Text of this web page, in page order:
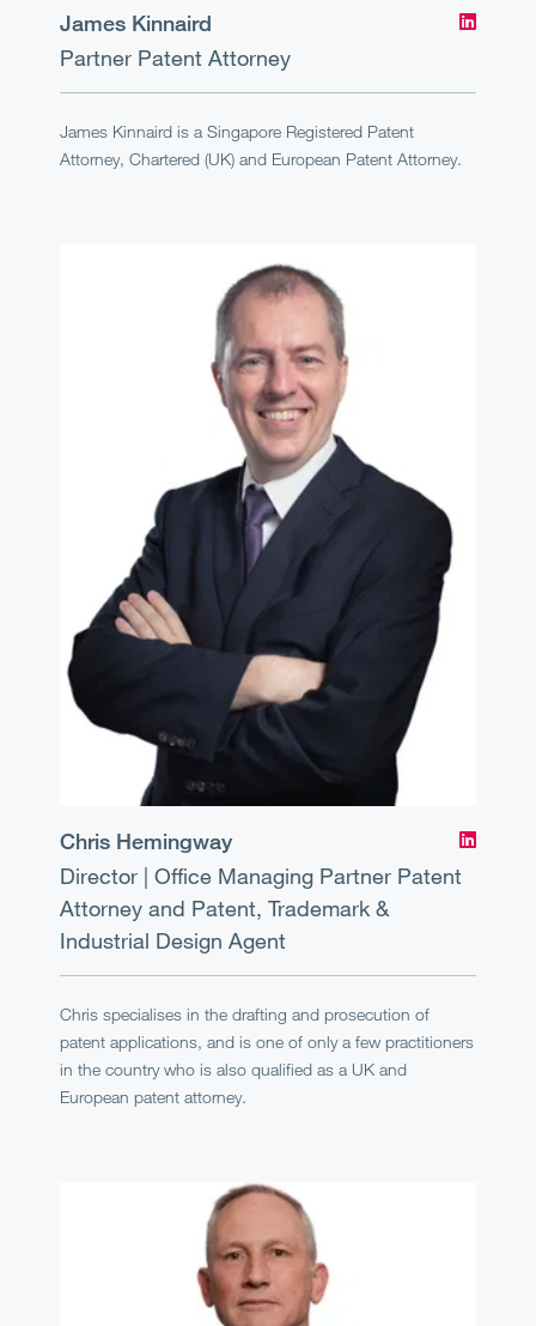
James Kinnaird
Partner Patent Attorney
James Kinnaird is a Singapore Registered Patent
Attorney, Chartered (UK) and European Patent Attorney.
Chris Hemingway
Director | Office Managing Partner Patent
Attorney and Patent, Trademark &
Industrial Design Agent
Chris specialises in the drafting and prosecution of
patent applications, and is one of only a few practitioners
in the country who is also qualified as a UK and
European patent attorney.